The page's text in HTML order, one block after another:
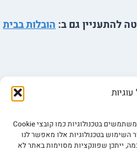
עוגיות
כדי לשפר את חוויית השימוש שלך, אנו משתמשים בטכנולוגיות כמו קובצי Cookie
השימוש בטכנולוגיות אלו מאפשר לנו
ייתכן שפונקציות מסוימות באתר לא
להתעניין גם ב: הובלות בבית